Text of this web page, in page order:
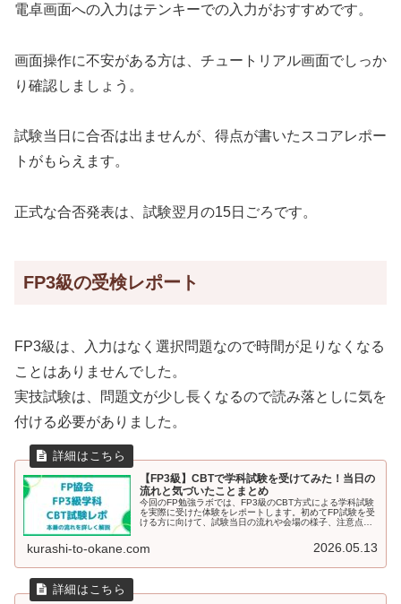
電卓画面への入力はテンキーでの入力がおすすめです。
画面操作に不安がある方は、チュートリアル画面でしっか
り確認しましょう。
試験当日に合否は出ませんが、得点が書いたスコアレポー
トがもらえます。
正式な合否発表は、試験翌月の15日ごろです。
FP3級の受検レポート
FP3級は、入力はなく選択問題なので時間が足りなくなる
ことはありませんでした。
実技試験は、問題文が少し長くなるので読み落としに気を
付ける必要がありました。
【FP3級】CBTで学科試験を受けてみた！当日の
流れと気づいたことまとめ
今回のFP勉強ラボでは、FP3級のCBT方式による学科試験
を実際に受けた体験をレポートします。初めてFP試験を受
ける方に向けて、試験当日の流れや会場の様子、注意点な
い？という疑問にもお答えします。これから受検する方は
ぜひ参考にしてください。
kurashi-to-okane.com 2026.05.13